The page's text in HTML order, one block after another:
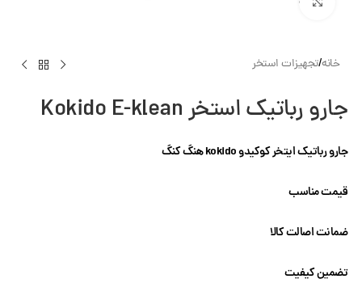
خانه/تجهیزات استخر
جارو رباتیک استخر Kokido E-klean
جارو رباتیک ایتخر کوکیدو kokido هنگ کنگ
قیمت مناسب
ضمانت اصالت کالا
تضمین کیفیت